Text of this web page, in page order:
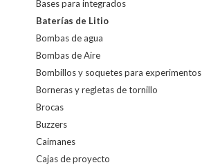
Bases para integrados
Baterías de Litio
Bombas de agua
Bombas de Aire
Bombillos y soquetes para experimentos
Borneras y regletas de tornillo
Brocas
Buzzers
Caimanes
Cajas de proyecto